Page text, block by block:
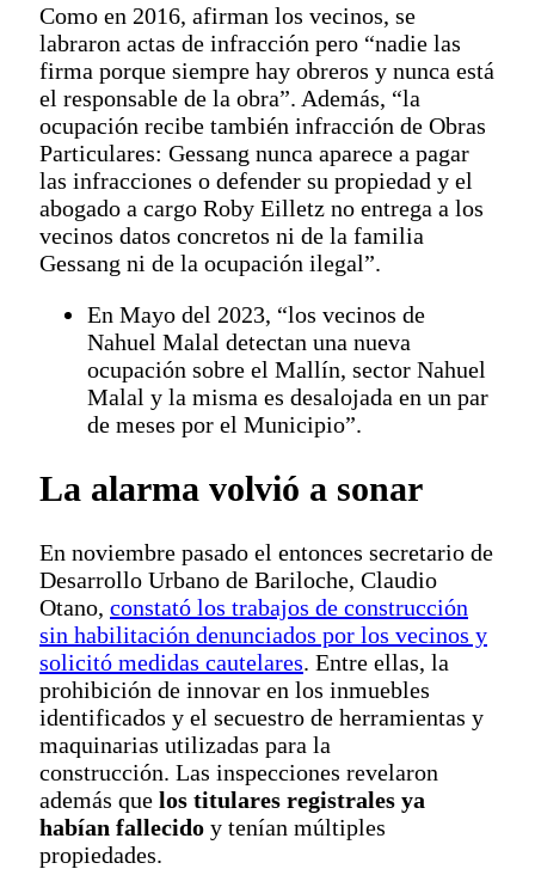
Como en 2016, afirman los vecinos, se
labraron actas de infracción pero “nadie las
firma porque siempre hay obreros y nunca está
el responsable de la obra”. Además, “la
ocupación recibe también infracción de Obras
Particulares: Gessang nunca aparece a pagar
las infracciones o defender su propiedad y el
abogado a cargo Roby Eilletz no entrega a los
vecinos datos concretos ni de la familia
Gessang ni de la ocupación ilegal”.
En Mayo del 2023, “los vecinos de
Nahuel Malal detectan una nueva
ocupación sobre el Mallín, sector Nahuel
Malal y la misma es desalojada en un par
de meses por el Municipio”.
La alarma volvió a sonar
En noviembre pasado el entonces secretario de
Desarrollo Urbano de Bariloche, Claudio
Otano, constató los trabajos de construcción
sin habilitación denunciados por los vecinos y
solicitó medidas cautelares. Entre ellas, la
prohibición de innovar en los inmuebles
identificados y el secuestro de herramientas y
maquinarias utilizadas para la
construcción. Las inspecciones revelaron
además que los titulares registrales ya
habían fallecido y tenían múltiples
propiedades.